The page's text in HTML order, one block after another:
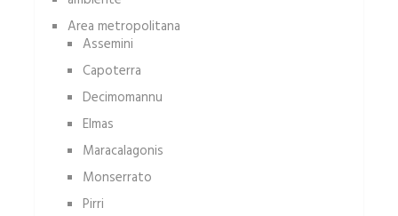
Area metropolitana
Assemini
Capoterra
Decimomannu
Elmas
Maracalagonis
Monserrato
Pirri